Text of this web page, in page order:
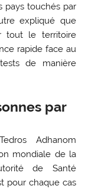
pays touchés par
expliqué que
tout le territoire
rapide face au
de manière
par
Adhanom
mondiale de la
de Santé
pour chaque cas